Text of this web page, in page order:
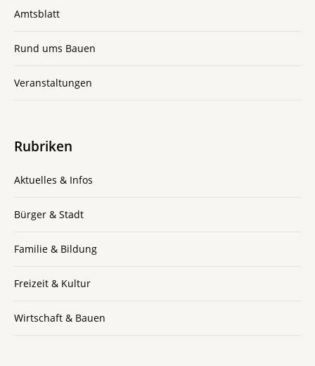
Amtsblatt
Rund ums Bauen
Veranstaltungen
Rubriken
Aktuelles & Infos
Bürger & Stadt
Familie & Bildung
Freizeit & Kultur
Wirtschaft & Bauen